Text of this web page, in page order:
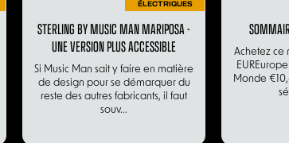
ÉLECTRIQUES
STERLING BY MUSIC MAN MARIPOSA -
UNE VERSION PLUS ACCESSIBLE
Si Music Man sait y faire en matière
de design pour se démarquer du
reste des autres fabricants, il faut
souv...
Achetez ce
Monde